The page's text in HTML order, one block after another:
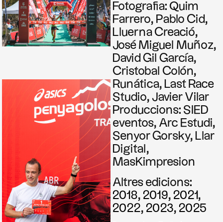
Fotografia: Quim
Farrero, Pablo Cid,
Lluerna Creació,
José Miguel Muñoz,
David Gil García,
Cristobal Colón,
Runática, Last Race
Studio, Javier Vilar
Produccions: SIED
eventos, Arc Estudi,
Senyor Gorsky, Llar
Digital,
MasKimpresion
Altres edicions:
2018,2019,2021,
2022,2023,2025